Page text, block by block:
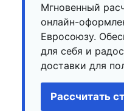
Мгновенный
онлайн-
Евросоюзу.
для себя и
доставки для
Рассчитать